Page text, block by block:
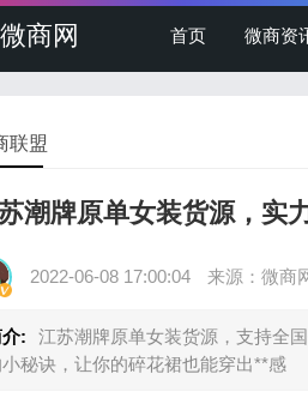
商网 首页 微商资
联盟
潮牌原单女装货源，实
2022-06-08 17:00:04 来源：微商
:
江苏潮牌原单女装货源，支持全
小秘诀，让你的碎花裙也能穿出**感